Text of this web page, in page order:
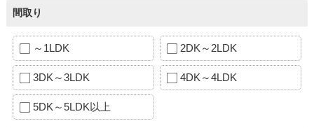
間取り
～1LDK 2DK～2LDK
3DK～3LDK 4DK～4LDK
5DK～5LDK以上